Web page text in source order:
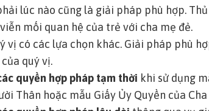
lúc nào cũng là giải pháp phù hợp.
mối quan hệ của trẻ với cha mẹ đẻ.
vị có các lựa chọn khác. Giải pháp phù
quý vị.
quyền hợp pháp tạm thời khi sử dụng
Thân hoặc mẫu Giấy Ủy Quyền của